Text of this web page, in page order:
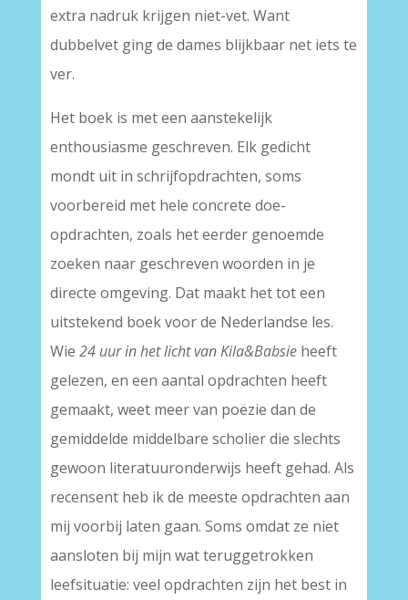
extra nadruk krijgen niet-vet. Want
dubbelvet ging de dames blijkbaar net iets te
ver.
Het boek is met een aanstekelijk
enthousiasme geschreven. Elk gedicht
mondt uit in schrijfopdrachten, soms
voorbereid met hele concrete doe-
opdrachten, zoals het eerder genoemde
zoeken naar geschreven woorden in je
directe omgeving. Dat maakt het tot een
uitstekend boek voor de Nederlandse les.
Wie 24 uur in het licht van Kila&Babsieheeft
gelezen, en een aantal opdrachten heeft
gemaakt, weet meer van poëzie dan de
gemiddelde middelbare scholier die slechts
gewoon literatuuronderwijs heeft gehad. Als
recensent heb ik de meeste opdrachten aan
mij voorbij laten gaan. Soms omdat ze niet
aansloten bij mijn wat teruggetrokken
leefsituatie: veel opdrachten zijn het best in